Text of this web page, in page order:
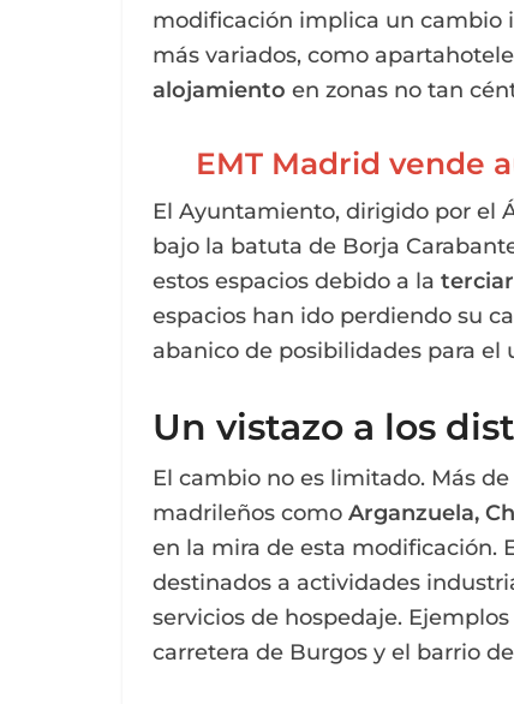
modificación implica un cambio
más variados, como
alojamiento en zonas no tan
EMT Madrid vende
El Ayuntamiento, dirigido por el
bajo la batuta de Borja
estos espacios debido a la
espacios han ido perdiendo su
abanico de posibilidades para el
Un vistazo a los
El cambio no es limitado. Más
madrileños como Arganzuela,
en la mira de esta modificación.
destinados a actividades
servicios de hospedaje.
carretera de Burgos y el barrio